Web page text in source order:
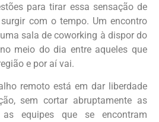
para tirar essa sensação de
surgir com o tempo. Um encontro
sala de coworking à dispor do
meio do dia entre aqueles que
e por aí vai.
remoto está em dar liberdade
sem cortar abruptamente as
equipes que se encontram